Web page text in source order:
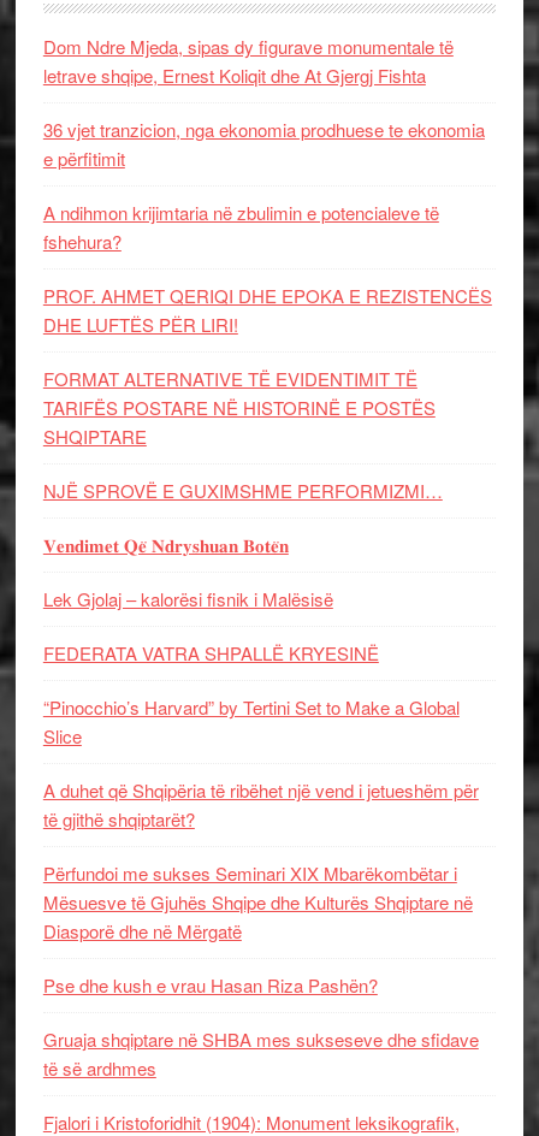
Dom Ndre Mjeda, sipas dy figurave monumentale të
letrave shqipe, Ernest Koliqit dhe At Gjergj Fishta
36 vjet tranzicion, nga ekonomia prodhuese te ekonomia
e përfitimit
A ndihmon krijimtaria në zbulimin e potencialeve të
fshehura?
PROF. AHMET QERIQI DHE EPOKA E REZISTENCЁS
DHE LUFTЁS PЁR LIRI!
FORMAT ALTERNATIVE TË EVIDENTIMIT TË
TARIFËS POSTARE NË HISTORINË E POSTËS
SHQIPTARE
NJË SPROVË E GUXIMSHME PERFORMIZMI…
𝐕𝐞𝐧𝐝𝐢𝐦𝐞𝐭 𝐐𝐞̈ 𝐍𝐝𝐫𝐲𝐬𝐡𝐮𝐚𝐧 𝐁𝐨𝐭𝐞̈𝐧
Lek Gjolaj – kalorësi fisnik i Malësisë
FEDERATA VATRA SHPALLË KRYESINË
“Pinocchio’s Harvard” by Tertini Set to Make a Global
Slice
A duhet që Shqipëria të ribëhet një vend i jetueshëm për
të gjithë shqiptarët?
Përfundoi me sukses Seminari XIX Mbarëkombëtar i
Mësuesve të Gjuhës Shqipe dhe Kulturës Shqiptare në
Diasporë dhe në Mërgatë
Pse dhe kush e vrau Hasan Riza Pashën?
Gruaja shqiptare në SHBA mes sukseseve dhe sfidave
të së ardhmes
Fjalori i Kristoforidhit (1904): Monument leksikografik,